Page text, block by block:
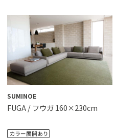
SUMINOE
FUGA / フウガ 160×230cm